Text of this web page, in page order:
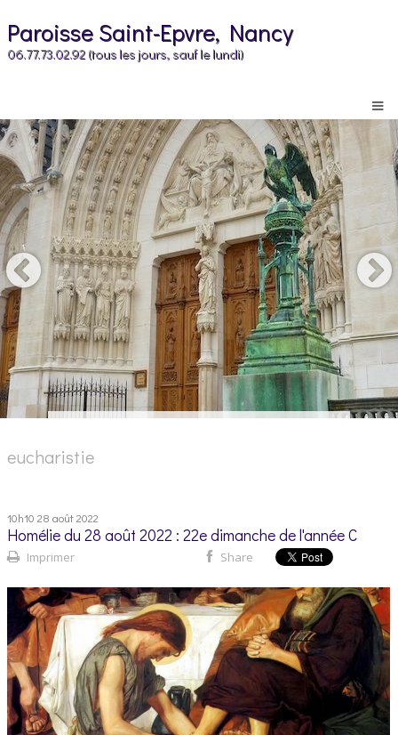
Paroisse Saint-Epvre, Nancy
06.77.73.02.92 (tous les jours, sauf le lundi)
eucharistie
10h10 28 août 2022
Homélie du 28 août 2022 : 22e dimanche de l'année C
Imprimer Share